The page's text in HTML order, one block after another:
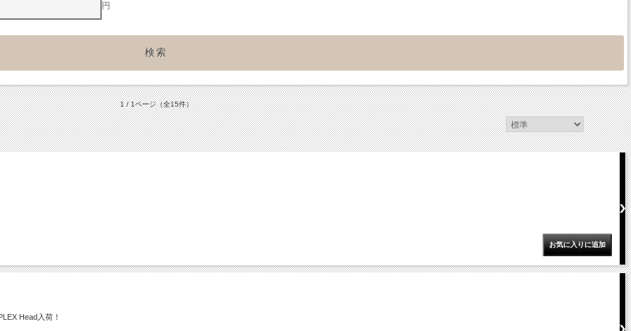
円
1 / 1ページ（全15件）
Head入荷！